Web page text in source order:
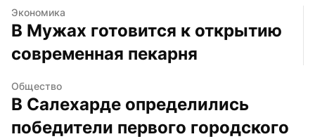
Экономика
В Мужах готовится к открытию
современная пекарня
Общество
В Салехарде определились
победители первого городского